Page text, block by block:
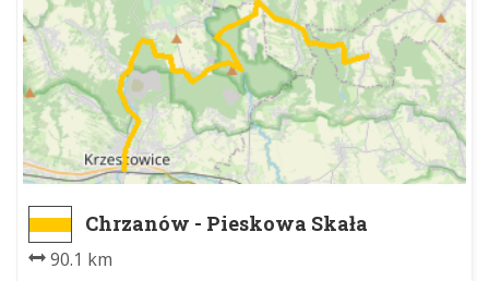
Chrzanów - Pieskowa Skała
90.1 km